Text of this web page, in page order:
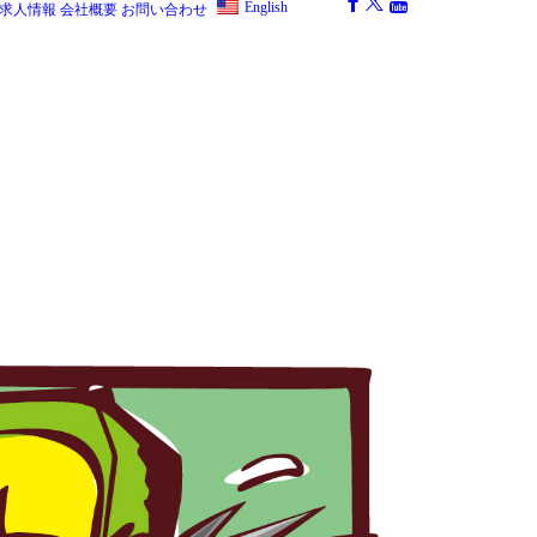
求人情報 会社概要 お問い合わせ English